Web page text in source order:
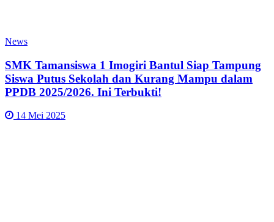
News
SMK Tamansiswa 1 Imogiri Bantul Siap Tampung
Siswa Putus Sekolah dan Kurang Mampu dalam
PPDB 2025/2026. Ini Terbukti!
14 Mei 2025